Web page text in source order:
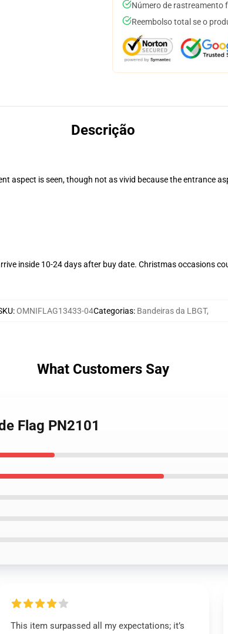
Número de rastreamento
Reembolso total se o
Descrição
aspect is seen, though not as vivid because the entrance
inside 10-24 days after buy date. Christmas occasions
:OMNIFLAG13433-04Categorias: Bandeiras da LBGT,
What Customers Say
Flag PN2101
This item surpassed all my expectations; it’s